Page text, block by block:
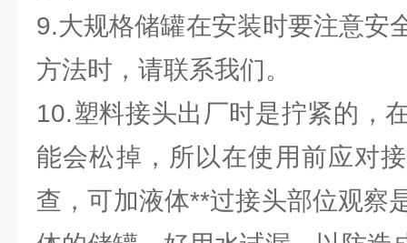
9.大规格储罐在安装时要注意安
方法时，请联系我们。
10.塑料接头出厂时是拧紧的，
能会松掉，所以在使用前应对
查，可加液体**过接头部位观察